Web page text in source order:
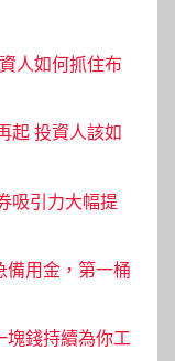
人如何抓住布
起 投資人該如
吸引力大幅提
備用金，第一桶
塊錢持續為你工